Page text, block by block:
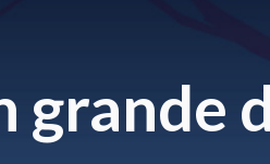
grande